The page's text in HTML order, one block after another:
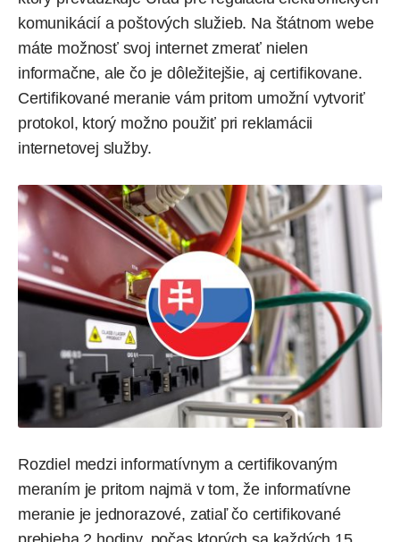
komunikácií a poštových služieb. Na štátnom webe
máte možnosť svoj internet zmerať nielen
informačne, ale čo je dôležitejšie, aj certifikovane.
Certifikované meranie vám pritom umožní vytvoriť
protokol, ktorý možno použiť pri reklamácii
internetovej služby.
Rozdiel medzi informatívnym a certifikovaným
meraním je pritom najmä v tom, že informatívne
meranie je jednorazové, zatiaľ čo certifikované